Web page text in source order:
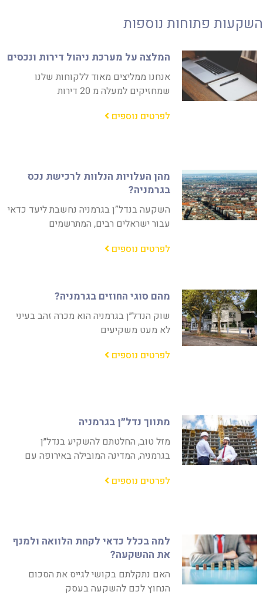
השקעות פתוחות נוספות
המלצה על מערכת ניהול דירות ונכסים
אנחנו ממליצים מאוד ללקוחות שלנו
שמחזיקים למעלה מ 20 דירות
לפרטים נוספים
מהן העלויות הנלוות לרכישת נכס
בגרמניה?
השקעה בנדל”ן בגרמניה נחשבת ליעד כדאי
עבור ישראלים רבים, המתרשמים
לפרטים נוספים
מהם סוגי החוזים בגרמניה?
שוק הנדל״ן בגרמניה הוא מכרה זהב בעיני
לא מעט משקיעים
לפרטים נוספים
מתווך נדל״ן בגרמניה
מזל טוב, החלטתם להשקיע בנדל״ן
בגרמניה, המדינה המובילה באירופה עם
לפרטים נוספים
למה בכלל כדאי לקחת הלוואה ולמנף
את ההשקעה?
האם נתקלתם בקושי לגייס את הסכום
הנחוץ לכם להשקעה בעסק